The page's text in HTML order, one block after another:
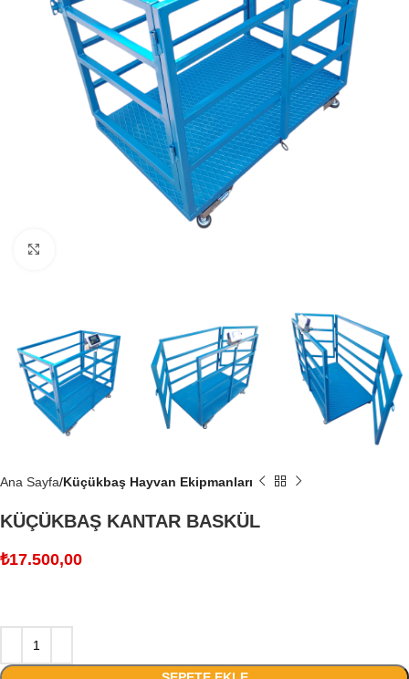
Ana Sayfa Küçükbaş Hayvan Ekipmanları
KÜÇÜKBAŞ KANTAR BASKÜL
₺17.500,00